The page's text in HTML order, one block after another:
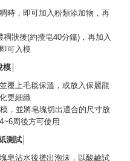
時，即可加入粉類添加物，再
稠狀後(約攪皂40分鐘)，再加入
可入模
模
覆上毛毯保溫，或放入保麗龍
更細緻
，並將皂塊切出適合的尺寸放
周後方可使用
測試
皂沾水後搓出泡沫，以酸鹼試